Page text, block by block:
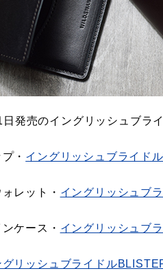
日発売のイングリッシュブラ
・ イングリッシュブライド
レット・ イングリッシュブ
ケース・ イングリッシュブ
グリッシュブライドル